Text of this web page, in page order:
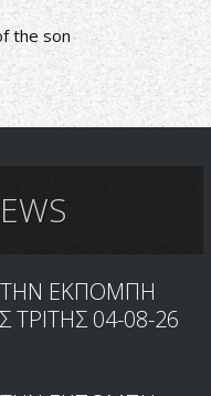
the son
ΕΚΠΟΜΠΗ
ΤΡΙΤΗΣ 04-08-26